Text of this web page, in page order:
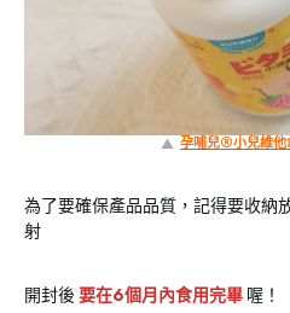
▲ 孕哺兒®小兒維
為了要確保產品品質，記得要收納
射
開封後要在6個月內食用完畢 喔！